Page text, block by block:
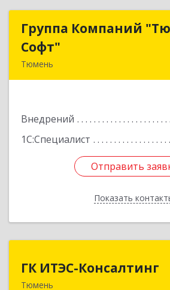
Группа Компаний
Софт"
Тюмень
Внедрений
1С:Специалист
Отправить
Показать
Группа
Отправить
Назад
ГК ИТЭС-Консалтинг
Тюмень